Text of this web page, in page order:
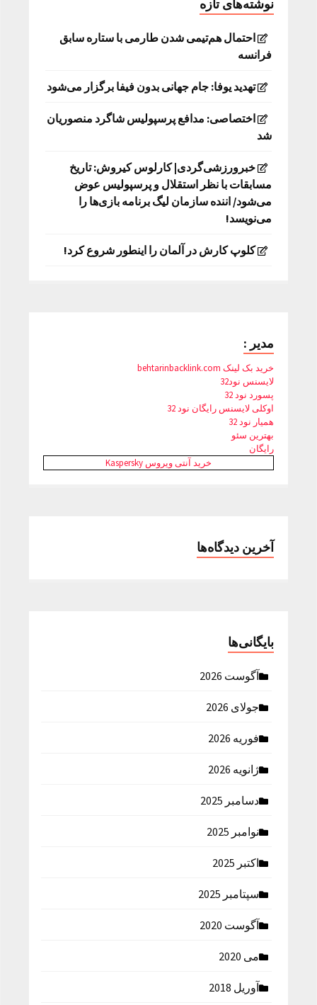
نوشته‌های تازه
احتمال هم‌تیمی شدن طارمی با ستاره سابق
فرانسه
تهدید یوفا: جام جهانی بدون فیفا برگزار می‌شود
اختصاصی: مدافع پرسپولیس شاگرد منصوریان
شد
خبرورزشی‌گردی| کارلوس کیروش: تاریخ
مسابقات با نظر استقلال و پرسپولیس عوض
می‌شود/ اننده سازمان لیگ برنامه بازی‌ها را
می‌نویسد!
کلوپ کارش در آلمان را اینطور شروع کرد!
مدیر :
خرید بک لینک behtarinbacklink.com
لایسنس نود32
پسورد نود 32
اوکلی لایسنس رایگان نود 32
همیار نود 32
بهترین سئو
رایگان
خرید آنتی ویروس Kaspersky
آخرین دیدگاه‌ها
بایگانی‌ها
آگوست 2026
جولای 2026
فوریه 2026
ژانویه 2026
دسامبر 2025
نوامبر 2025
اکتبر 2025
سپتامبر 2025
آگوست 2020
می 2020
آوریل 2018